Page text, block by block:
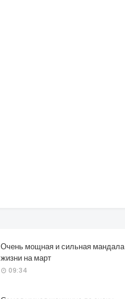
Очень мощная и сильная мандала
жизни на март
09:34